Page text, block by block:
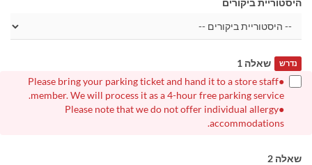
היסטוריית ביקורים
שאלה 1 נדרש
●Please bring your parking ticket and hand it to a store staff
member. We will process it as a 4-hour free parking service.
●Please note that we do not offer individual allergy
accommodations.
שאלה 2